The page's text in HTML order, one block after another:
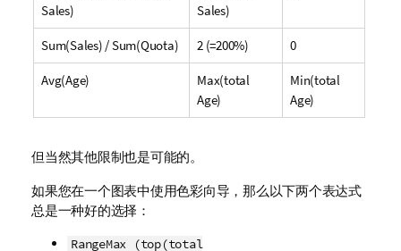
Sales)
Sales)
Sum(Sales) / Sum(Quota) 2 (=200%) 0
Avg(Age)
Max(total
Age)
Min(total
Age)
但当然其他限制也是可能的。
如果您在一个图表中使用色彩向导，那么以下两个表达式
总是一种好的选择：
RangeMax (top(total